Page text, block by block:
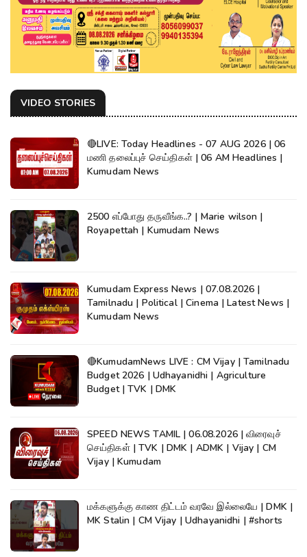
VIDEO STORIES
🔴LIVE: Today Headlines - 07 AUG 2026 | 06
மணி தலைப்புச் செய்திகள் | 06 AM Headlines |
Kumudam News
2500 எப்போது தருவீங்க..? | Marie wilson |
Royapettah | Kumudam News
Kumudam Express News | 07.08.2026 |
Tamilnadu | Political | Cinema | Latest News |
Kumudam News
🔴KumudamNews LIVE : CM Vijay | Tamilnadu
Budget 2026 | Udhayanidhi | Agriculture
Budget | TVK | DMK
SPEED NEWS TAMIL | 06.08.2026 | விரைவுச்
செய்திகள் | TVK | DMK | ADMK | Vijay | CM
Vijay | Kumudam
மக்களுக்கு காண திட்டம் வரவே இல்லையே | DMK |
MK Stalin | CM Vijay | Udhayanidhi | #shorts